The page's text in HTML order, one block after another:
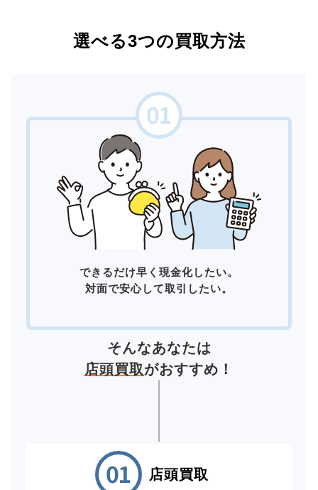
選べる3つの買取方法
できるだけ早く現金化したい。
対面で安心して取引したい。
そんなあなたは
店頭買取がおすすめ！
店頭買取